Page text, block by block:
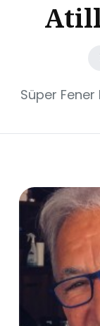
Süper